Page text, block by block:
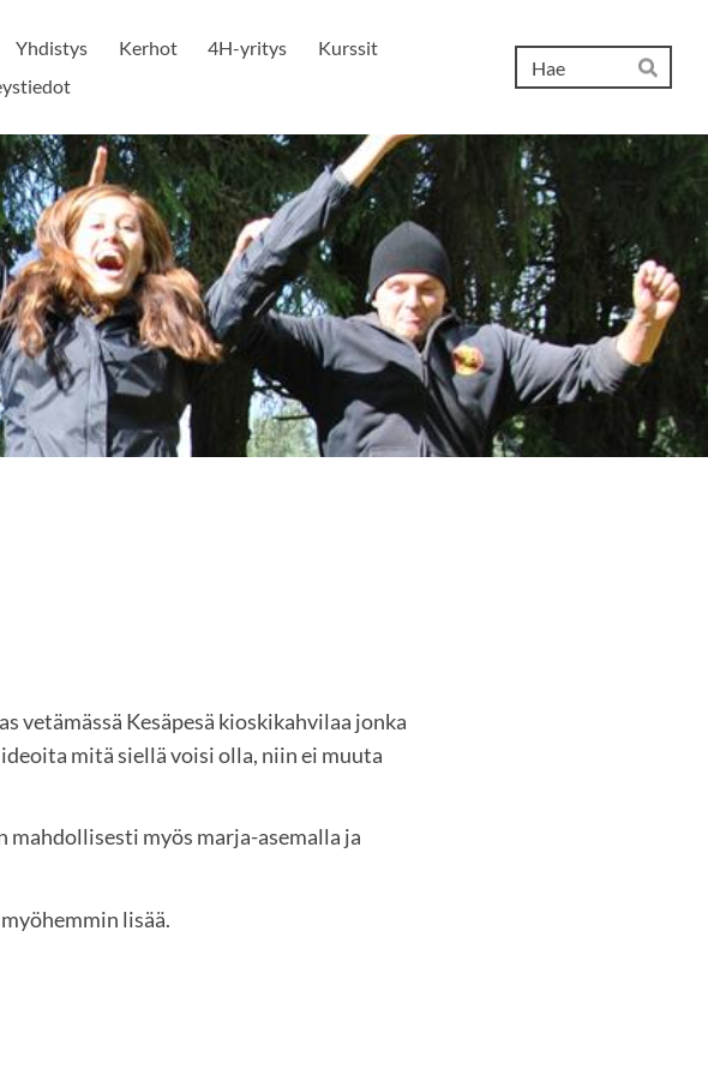
Yhdistys Kerhot 4H-yritys
Kurssit
Hae
vetämässä Kesäpesä kioskikahvilaa jonka
mitä siellä voisi olla, niin ei muuta
myös marja-asemalla ja
lisää.